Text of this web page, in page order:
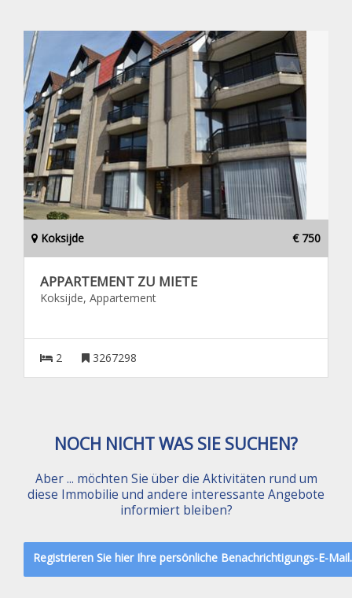
Koksijde € 750
APPARTEMENT ZU MIETE
Koksijde, Appartement
2 3267298
NOCH NICHT WAS SIE SUCHEN?
Aber ... möchten Sie über die Aktivitäten rund um
diese Immobilie und andere interessante Angebote
informiert bleiben?
Registrieren Sie hier Ihre persönliche Benachrichtigungs-E-Mail.